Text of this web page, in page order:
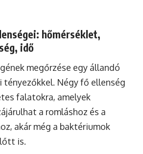
hőmérséklet,
idő
megőrzése egy állandó
tényezőkkel. Négy fő ellenség
falatokra, amelyek
a romláshoz és a
akár még a baktériumok
is.